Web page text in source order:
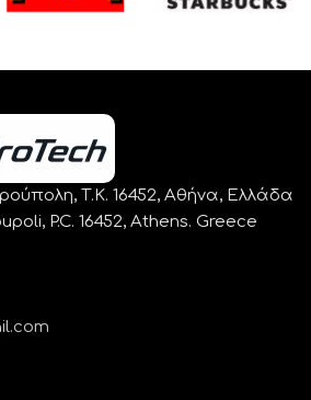
Τ.Κ. 16452, Αθήνα, Ελλάδα
P.C. 16452, Athens. Greece